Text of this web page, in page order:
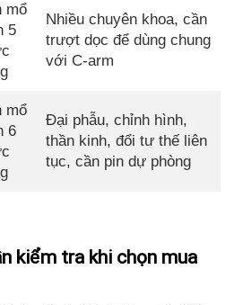
mổ
5
Nhiều chuyên khoa, cần
trượt dọc để dùng chung
với C-arm
mổ
6
Đại phẫu, chỉnh hình,
thần kinh, đổi tư thế liên
tục, cần pin dự phòng
kiểm tra khi chọn mua